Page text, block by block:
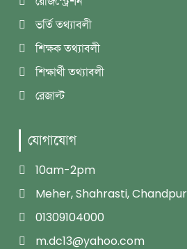
ভর্তি তথ্যাবলী
শিক্ষক তথ্যাবলী
শিক্ষার্থী তথ্যাবলী
রেজাল্ট
যোগাযোগ
10am-2pm
Meher, Shahrasti,
01309104000
m.dc13@yahoo.com